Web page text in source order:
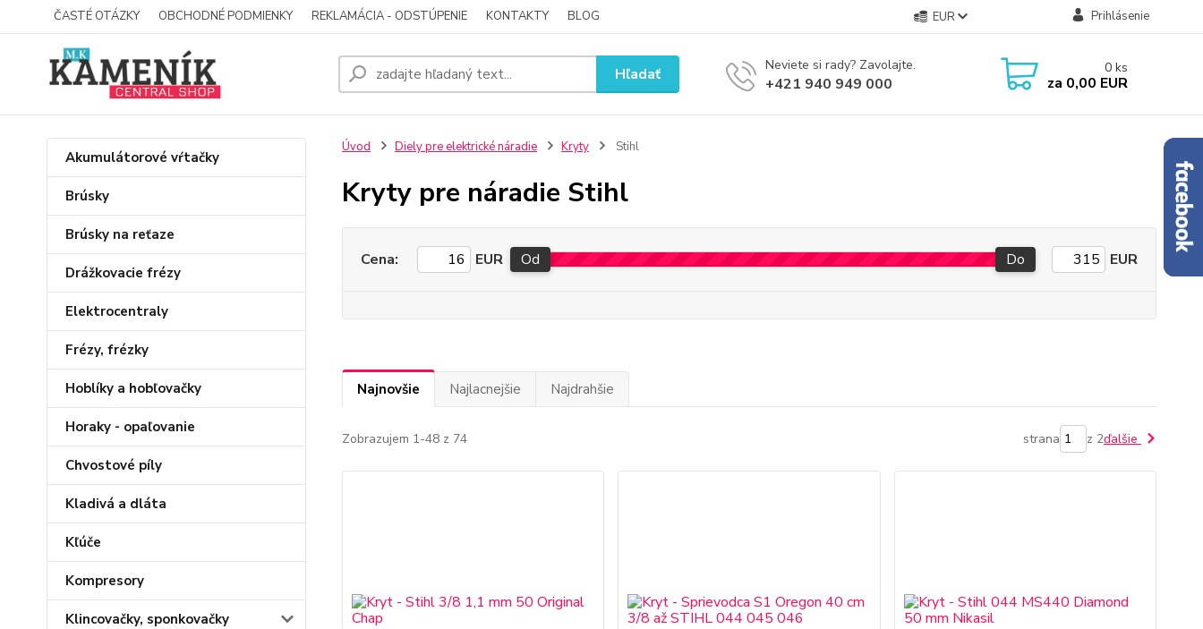
ČASTÉ OTÁZKY OBCHODNÉ PODMIENKY REKLAMÁCIA - ODSTÚPENIE KONTAKTY BLOG EUR Prihlásenie
Hľadať Neviete si rady? Zavolajte.
+421 940 949 000
0 ks
za 0,00 EUR
Akumulátorové vŕtačky
Brúsky
Brúsky na reťaze
Drážkovacie frézy
Elektrocentraly
Frézy, frézky
Hoblíky a hobľovačky
Horaky - opaľovanie
Chvostové píly
Kladivá a dláta
Kľúče
Kompresory
Klincovačky, sponkovačky
Úvod Diely pre elektrické náradie Kryty Stihl
Kryty pre náradie Stihl
Cena: EUR Od Do EUR
Najnovšie Najlacnejšie Najdrahšie
Zobrazujem 1-48 z 74 strana z 2ďalšie